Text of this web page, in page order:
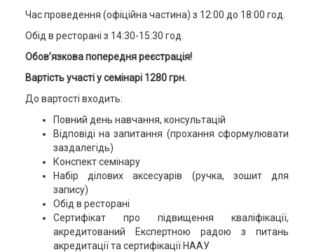
Час проведення (офіційна частина) з 12:00 до 18:00 год.
Обід в ресторані з 14:30-15:30 год.
Обов’язкова попередня реєстрація!
Вартість участі у семінарі 1280 грн.
До вартості входить:
Повний день навчання, консультацій
Відповіді на запитання (прохання сформулювати
заздалегідь)
Конспект семінару
Набір ділових аксесуарів (ручка, зошит для
запису)
Обід в ресторані
Сертифікат про підвищення кваліфікації,
акредитований Експертною радою з питань
акредитації та сертифікації НААУ